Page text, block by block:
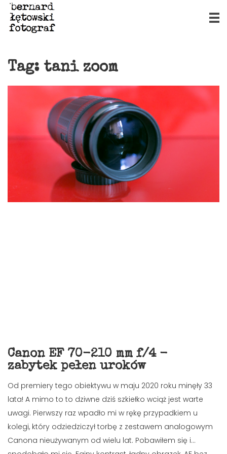
Tag: tani zoom
Canon EF 70-210 mm f/4 -
zabytek pełen uroków
Od premiery tego obiektywu w maju 2020 roku minęły 33
lata! A mimo to to dziwne dziś szkiełko wciąż jest warte
uwagi. Pierwszy raz wpadło mi w rękę przypadkiem u
kolegi, który odziedziczył torbę z zestawem analogowym
Canona nieużywanym od wielu lat. Pobawiłem się i...